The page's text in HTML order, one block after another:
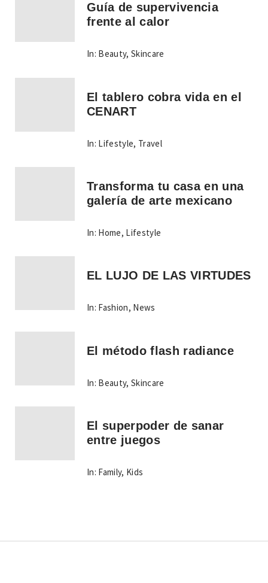
Guía de supervivencia
frente al calor
In: Beauty,Skincare
El tablero cobra vida en el
CENART
In: Lifestyle, Travel
Transforma tu casa en una
galería de arte mexicano
In: Home, Lifestyle
EL LUJO DE LAS VIRTUDES
In: Fashion, News
El método flash radiance
In: Beauty,Skincare
El superpoder de sanar
entre juegos
In: Family, Kids